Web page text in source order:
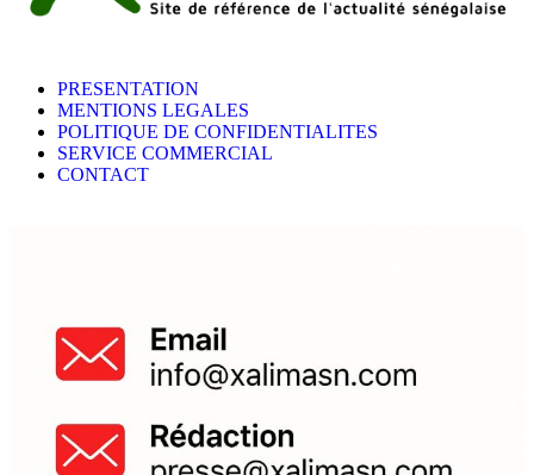
PRESENTATION
MENTIONS LEGALES
POLITIQUE DE CONFIDENTIALITES
SERVICE COMMERCIAL
CONTACT